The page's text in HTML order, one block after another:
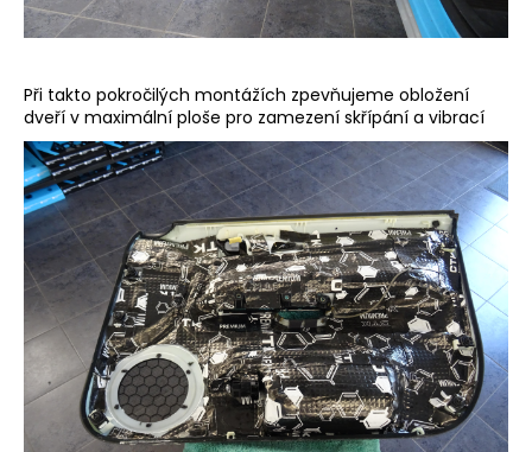
Při takto pokročilých montážích zpevňujeme obložení
dveří v maximální ploše pro zamezení skřípání a vibrací